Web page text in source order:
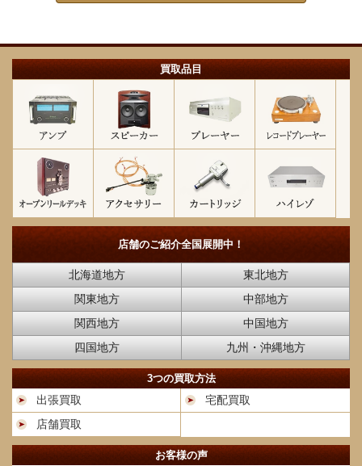
買取品目
店舗のご紹介全国展開中！
北海道地方
東北地方
関東地方
中部地方
関西地方
中国地方
四国地方
九州・沖縄地方
3つの買取方法
出張買取
宅配買取
店舗買取
お客様の声